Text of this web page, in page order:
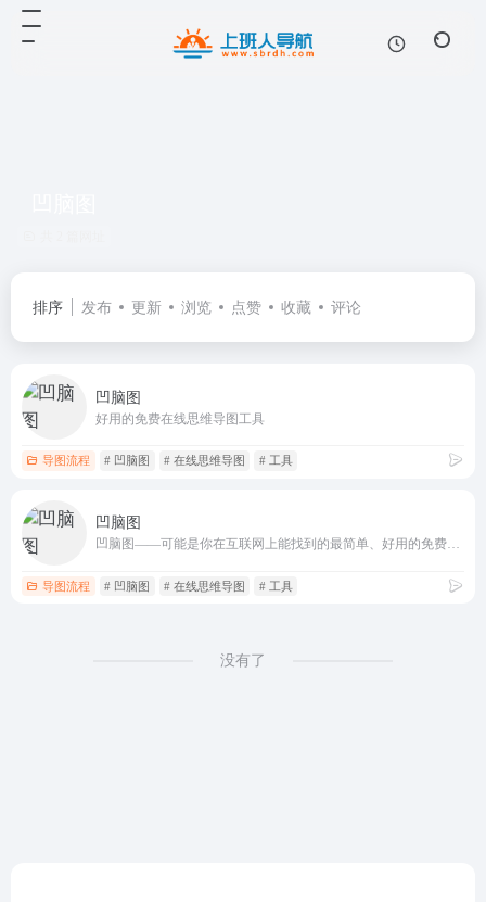
排序 发布 更新 浏览 点赞 收藏 评论
凹脑图
好用的免费在线思维导图工具
导图流程 # 凹脑图 # 在线思维导图 # 工具
凹脑图
凹脑图——可能是你在互联网上能找到的最简单、好用的免费在线思维导图工具。秉承着精小而美观、简朴易用的原则，构建方便好用的在线思维导图工具。支持无限云储存、导出图片、网页功能。甚至可以把思维导图内嵌到自己的博客、网页当中，提升体验。
导图流程 # 凹脑图 # 在线思维导图 # 工具
没有了